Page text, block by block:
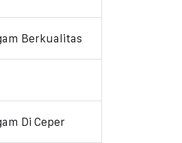
Berkualitas
Di Ceper